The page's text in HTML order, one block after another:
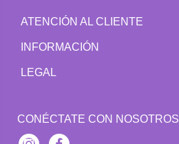
ATENCIÓN AL CLIENTE
INFORMACIÓN
LEGAL
CONÉCTATE CON NOSOTROS